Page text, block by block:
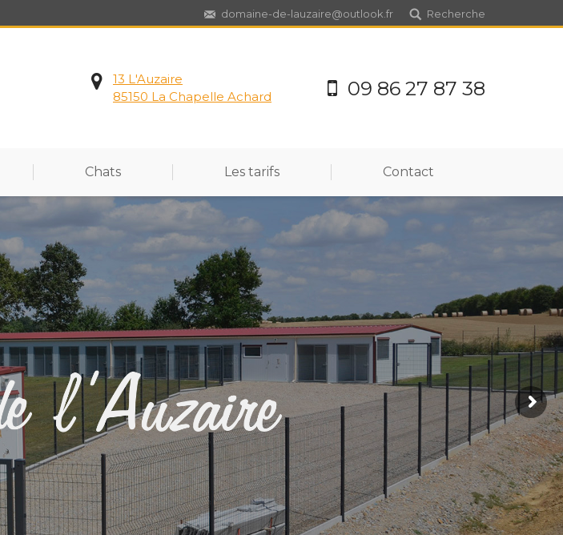
domaine-de-lauzaire@outlook.fr Recherche
13 L'Auzaire
85150 La Chapelle Achard
09 86 27 87 38
Chats Les tarifs Contact